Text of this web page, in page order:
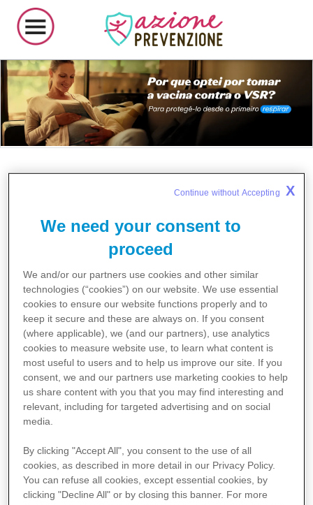
O que é o VSR?
tosse e espirros, ou através do contacto com superfícies
contaminadas.1
Os riscos para recém-nascidos e
crianças
Quase todas as crianças entram em contacto com o VSR
nos
primeiros 2 anos de idade
O VSR é efetivamente a causa mais frequentede
bronquiolite e pneumoniana infância.
Em Itália, o VSR é responsável por mais
internamentos hospitalares de crianças.4
45% dosinternamentos hospitalares
associados ao
VSR e das mortes em hospitais ocorrem em crianças
com menos de 6 meses de idade.
We need your consent to
proceed
We and/or our partners use cookies and other similar
technologies (“cookies”) on our website. We useessential
cookies to ensure our website functions properly and to
keep it secure and these are always on. If you consent
(where applicable), we (and our partners), useanalytics
cookies to measure website use, to learn what content is
most useful to users and to help us improve our site. If you
consent, we and our partners use marketing cookies to help
us share content with you that you may find interesting and
relevant, including for targeted advertising and on social
media.
By clicking "Accept All", you consent to the use of all
cookies, as described in more detail in our Privacy Policy.
You can refuse all cookies, except essential cookies, by
clicking "Decline All" or by closing this banner. For more
Continue without Accepting X